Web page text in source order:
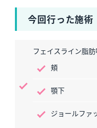
今回行った施術
フェイスライン脂肪
頬
顎下
ジョールファ